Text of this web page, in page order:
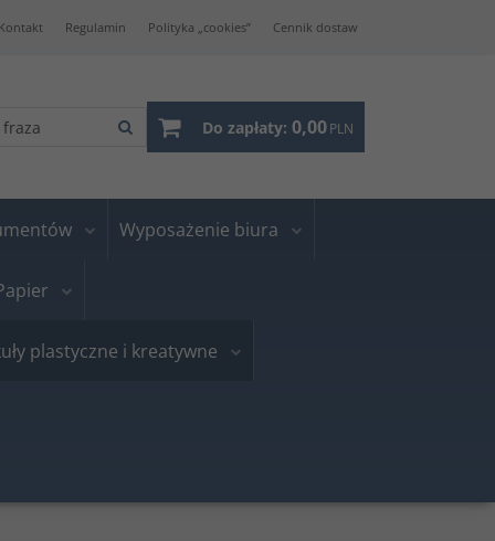
Regulamin Polityka „cookies” Cennik dostaw
Do zapłaty: 0,00PLN
Wyposażenie biura
plastyczne i kreatywne